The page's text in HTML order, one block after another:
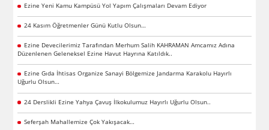
Ezine Yeni Kamu Kampüsü Yol Yapım Çalışmaları Devam Ediyor
24 Kasım Öğretmenler Günü Kutlu Olsun…
Ezine Devecilerimiz Tarafından Merhum Salih KAHRAMAN Amcamız Adına
Düzenlenen Geleneksel Ezine Havut Hayrına Katıldık..
Ezine Gıda İhtisas Organize Sanayi Bölgemize Jandarma Karakolu Hayırlı
Uğurlu Olsun…
24 Derslikli Ezine Yahya Çavuş İlkokulumuz Hayırlı Uğurlu Olsun..
Seferşah Mahallemize Çok Yakışacak…